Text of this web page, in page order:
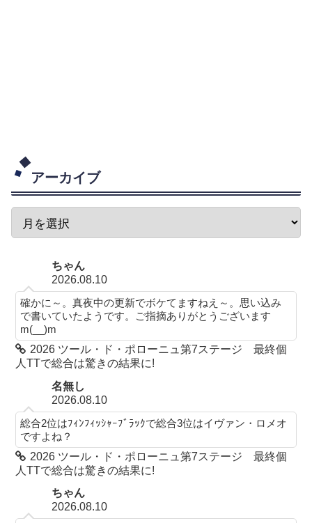
アーカイブ
ちゃん
2026.08.10
確かに～。真夜中の更新でボケてますねえ～。思い込み
で書いていたようです。ご指摘ありがとうございます
m(__)m
2026 ツール・ド・ポローニュ第7ステージ 最終個
人TTで総合は驚きの結果に!
名無し
2026.08.10
総合2位はﾌｨﾝﾌｨｯｼｬｰﾌﾞﾗｯｸで総合3位はイヴァン・ロメオ
ですよね？
2026 ツール・ド・ポローニュ第7ステージ 最終個
人TTで総合は驚きの結果に!
ちゃん
2026.08.10